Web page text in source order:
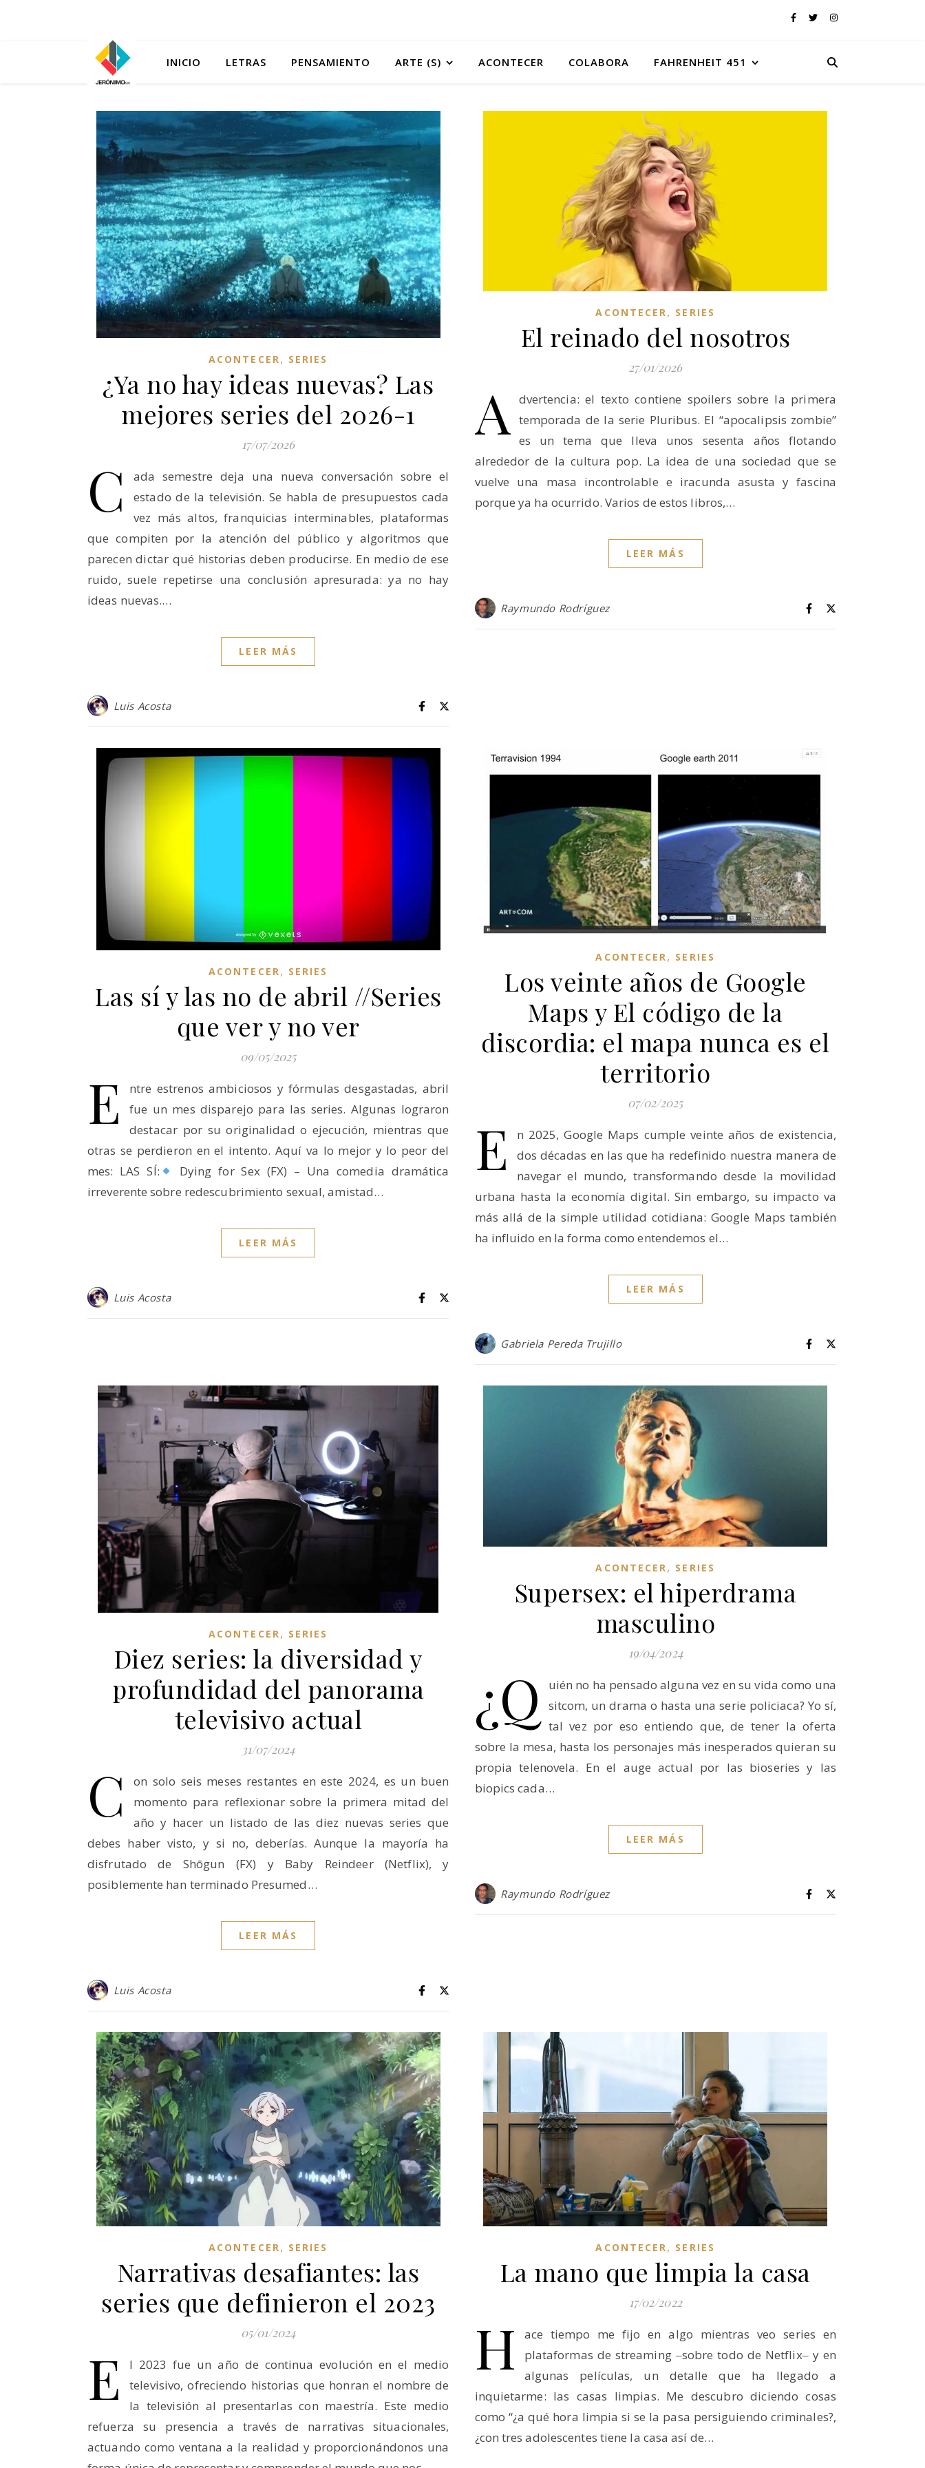
INICIO LETRAS PENSAMIENTO ARTE (S) ACONTECER COLABORA FAHRENHEIT 451
ACONTECER, SERIES
¿Ya no hay ideas nuevas? Las
mejores series del 2026-1
17/07/2026
C
ada semestre deja una nueva conversación sobre el
estado de la televisión. Se habla de presupuestos cada
vez más altos, franquicias interminables, plataformas
que compiten por la atención del público y algoritmos que
parecen dictar qué historias deben producirse. En medio de ese
ruido, suele repetirse una conclusión apresurada: ya no hay
ideas nuevas.…
LEER MÁS
Luis Acosta
ACONTECER, SERIES
El reinado del nosotros
27/01/2026
A
dvertencia: el texto contiene spoilers sobre la primera
temporada de la serie Pluribus. El “apocalipsis zombie”
es un tema que lleva unos sesenta años flotando
alrededor de la cultura pop. La idea de una sociedad que se
vuelve una masa incontrolable e iracunda asusta y fascina
porque ya ha ocurrido. Varios de estos libros,…
LEER MÁS
Raymundo Rodríguez
ACONTECER, SERIES
Las sí y las no de abril //Series
que ver y no ver
09/05/2025
E
ntre estrenos ambiciosos y fórmulas desgastadas, abril
fue un mes disparejo para las series. Algunas lograron
destacar por su originalidad o ejecución, mientras que
otras se perdieron en el intento. Aquí va lo mejor y lo peor del
mes: LAS SÍ:
Dying for Sex (FX) – Una comedia dramática
irreverente sobre redescubrimiento sexual, amistad…
LEER MÁS
Luis Acosta
ACONTECER, SERIES
Los veinte años de Google
Maps y El código de la
discordia: el mapa nunca es el
territorio
07/02/2025
E
n 2025, Google Maps cumple veinte años de existencia,
dos décadas en las que ha redefinido nuestra manera de
navegar el mundo, transformando desde la movilidad
urbana hasta la economía digital. Sin embargo, su impacto va
más allá de la simple utilidad cotidiana: Google Maps también
ha influido en la forma como entendemos el…
LEER MÁS
Gabriela Pereda Trujillo
ACONTECER, SERIES
Diez series: la diversidad y
profundidad del panorama
televisivo actual
31/07/2024
C
on solo seis meses restantes en este 2024, es un buen
momento para reflexionar sobre la primera mitad del
año y hacer un listado de las diez nuevas series que
debes haber visto, y si no, deberías. Aunque la mayoría ha
disfrutado de Shōgun (FX) y Baby Reindeer (Netflix), y
posiblemente han terminado Presumed…
LEER MÁS
Luis Acosta
ACONTECER, SERIES
Supersex: el hiperdrama
masculino
19/04/2024
¿Q
uién no ha pensado alguna vez en su vida como una
sitcom, un drama o hasta una serie policiaca? Yo sí,
tal vez por eso entiendo que, de tener la oferta
sobre la mesa, hasta los personajes más inesperados quieran su
propia telenovela. En el auge actual por las bioseries y las
biopics cada…
LEER MÁS
Raymundo Rodríguez
ACONTECER, SERIES
Narrativas desafiantes: las
series que definieron el 2023
05/01/2024
E
l 2023 fue un año de continua evolución en el medio
televisivo, ofreciendo historias que honran el nombre de
la televisión al presentarlas con maestría. Este medio
refuerza su presencia a través de narrativas situacionales,
actuando como ventana a la realidad y proporcionándonos una
ACONTECER, SERIES
La mano que limpia la casa
17/02/2022
H
ace tiempo me fijo en algo mientras veo series en
plataformas de streaming ‒sobre todo de Netflix‒ y en
algunas películas, un detalle que ha llegado a
inquietarme: las casas limpias. Me descubro diciendo cosas
como “¿a qué hora limpia si se la pasa persiguiendo criminales?,
¿con tres adolescentes tiene la casa así de…